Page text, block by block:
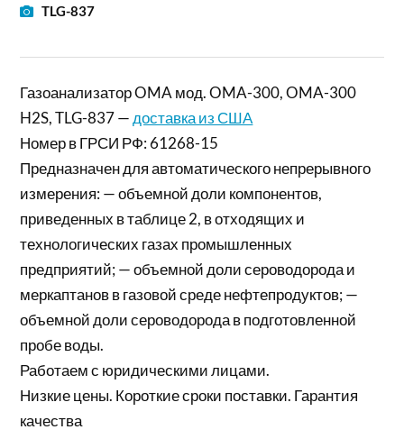
TLG-837
Газоанализатор OMA мод. OMA-300, OMA-300
H2S, TLG-837 — доставка из США
Номер в ГРСИ РФ: 61268-15
Предназначен для автоматического непрерывного
измерения: — объемной доли компонентов,
приведенных в таблице 2, в отходящих и
технологических газах промышленных
предприятий; — объемной доли сероводорода и
меркаптанов в газовой среде нефтепродуктов; —
объемной доли сероводорода в подготовленной
пробе воды.
Работаем с юридическими лицами.
Низкие цены. Короткие сроки поставки. Гарантия
качества